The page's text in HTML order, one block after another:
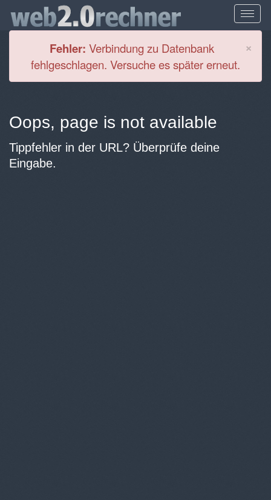
×
Fehler: Verbindung zu Datenbank
fehlgeschlagen. Versuche es später erneut.
Oops, page is not available
Tippfehler in der URL? Überprüfe deine
Eingabe.